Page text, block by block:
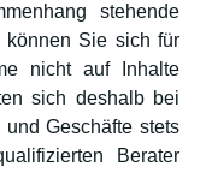
stehende
können Sie sich für
nicht auf Inhalte
sich deshalb bei
Geschäfte stets
Berater